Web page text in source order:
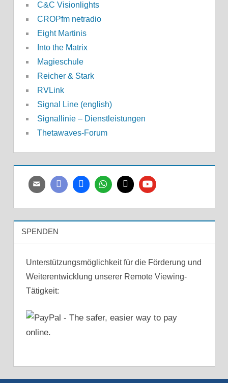
C&C Visionlights
CROPfm netradio
Eight Martinis
Into the Matrix
Magieschule
Reicher & Stark
RVLink
Signal Line (english)
Signallinie – Dienstleistungen
Thetawaves-Forum
SPENDEN
Unterstützungsmöglichkeit für die Förderung und
Weiterentwicklung unserer Remote Viewing-
Tätigkeit: